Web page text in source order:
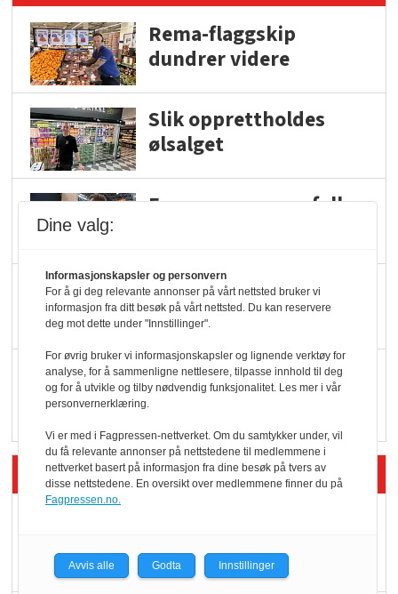
Rema-flaggskip
dundrer videre
Slik opprettholdes
ølsalget
Færre varer, men fulle
KI lager mat i butikken
Q passerte 1 milliard i
Rema i 2025
Siste artikler - Økologisk
yoghurt: Trues av
melkemangel
Dine valg:
Informasjonskapsler og personvern
For å gi deg relevante annonser på vårt nettsted bruker vi
informasjon fra ditt besøk på vårt nettsted. Du kan reservere
deg mot dette under "Innstillinger".
For øvrig bruker vi informasjonskapsler og lignende verktøy for
analyse, for å sammenligne nettlesere, tilpasse innhold til deg
og for å utvikle og tilby nødvendig funksjonalitet. Les mer i vår
personvernerklæring.
Vi er med i Fagpressen-nettverket. Om du samtykker under, vil
du få relevante annonser på nettstedene til medlemmene i
nettverket basert på informasjon fra dine besøk på tvers av
disse nettstedene. En oversikt over medlemmene finner du på
Fagpressen.no.
Avvis alle Godta Innstillinger